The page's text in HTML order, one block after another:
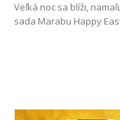
Veľká noc sa blíži,
sada Marabu Happy